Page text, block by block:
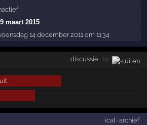
maart 2015
14 december 2011 om 11:34
discussie · 12
ical· archief